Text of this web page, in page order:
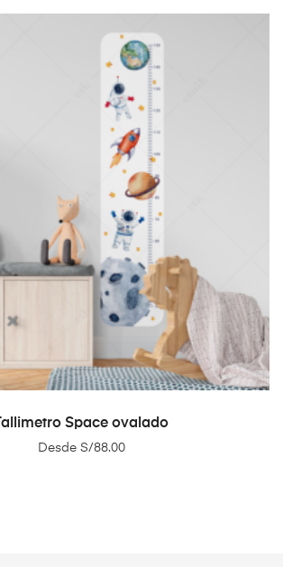
SELECT OPTIONS
Tallimetro Space ovalado
Desde S/88.00